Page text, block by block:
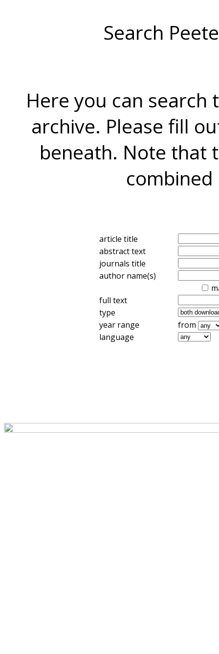
Search
Here you can search
archive. Please fill
beneath. Note that
combined
article title
abstract text
journals title
author name(s)
full text
type
year range
from
language